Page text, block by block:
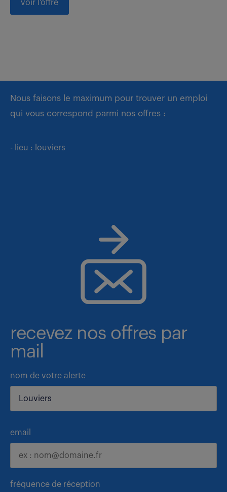
voir l'offre
Nous faisons le maximum pour trouver un emploi
qui vous correspond parmi nos offres :
- lieu : louviers
recevez nos offres par
mail
nom de votre alerte
email
fréquence de réception